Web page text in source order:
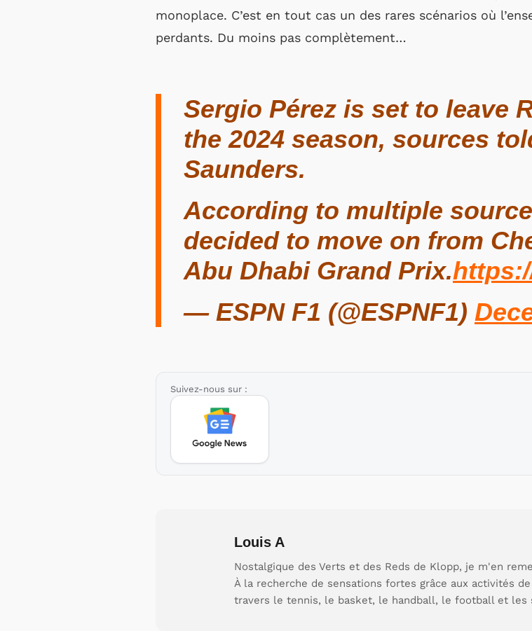
monoplace. C’est en tout cas un des rares scénarios où
perdants. Du moins pas complètement…
Sergio Pérez is set to leave
the 2024 season, sources
Saunders.
According to multiple
decided to move on from
Abu Dhabi Grand Prix.
— ESPN F1 (@ESPNF1)
Suivez-nous sur :
Louis A
Nostalgique des Verts et des Reds de Klopp, je m'en
À la recherche de sensations fortes grâce aux activités
travers le tennis, le basket, le handball, le football et les